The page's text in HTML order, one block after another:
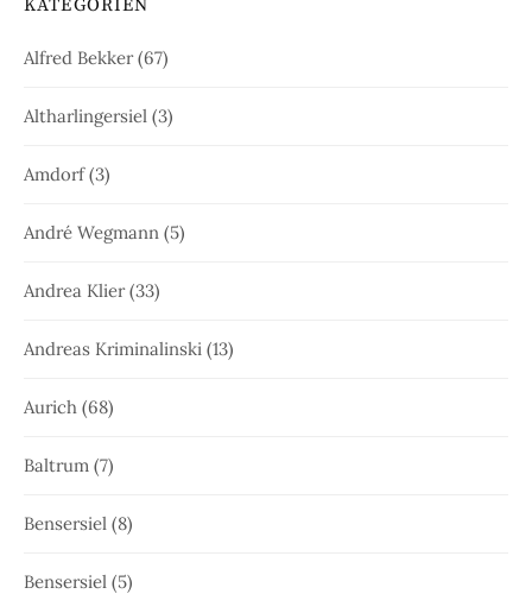
KATEGORIEN
Alfred Bekker(67)
Altharlingersiel (3)
Amdorf(3)
André Wegmann (5)
Andrea Klier(33)
Andreas Kriminalinski (13)
Aurich (68)
Baltrum (7)
Bensersiel (8)
Bensersiel (5)